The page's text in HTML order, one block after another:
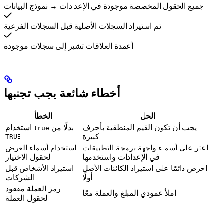
جميع الحقول المخصصة موجودة في الإعدادات → نموذج البيانات
تم استيراد السجلات الأصلية قبل السجلات الفرعية
أعمدة العلاقات تشير إلى سجلات موجودة
أخطاء شائعة يجب تجنبها
الخطأ
الحل
true بدلًا من
TRUE
يجب أن تكون القيم المنطقية بأحرف
كبيرة
استخدام أسماء العرض
لحقول الاختيار
اعثر على أسماء واجهة برمجة التطبيقات
في الإعدادات واستخدمها
استيراد الأشخاص قبل
الشركات
احرص دائمًا على استيراد الكائنات الأصل
أولًا
رمز العملة مفقود
لحقول العملة
املأ عمودي المبلغ والعملة معًا